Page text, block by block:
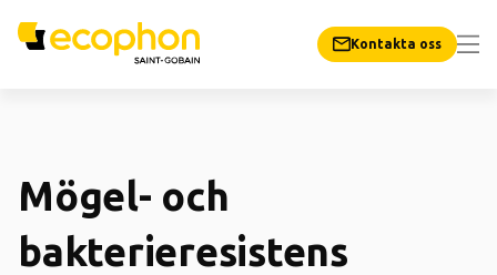
Kontakta oss
Mögel- och
bakterieresistens